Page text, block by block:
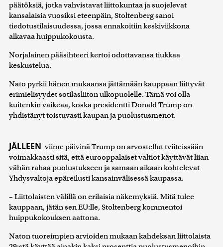
päätöksiä, jotka vahvistavat liittokuntaa ja suojelevat
kansalaisia vuosiksi eteenpäin, Stoltenberg sanoi
tiedotustilaisuudessa, jossa ennakoitiin keskiviikkona
alkavaa huippukokousta.
Norjalainen pääsihteeri kertoi odottavansa tiukkaa
keskustelua.
Nato pyrkii hänen mukaansa jättämään kauppaan liittyvät
erimielisyydet sotilasliiton ulkopuolelle. Tämä voi olla
kuitenkin vaikeaa, koska presidentti Donald Trump on
yhdistänyt toistuvasti kaupan ja puolustusmenot.
JÄLLEEN viime päivinä Trump on arvostellut tviiteissään
voimakkaasti sitä, että eurooppalaiset valtiot käyttävät liian
vähän rahaa puolustukseen ja samaan aikaan kohtelevat
Yhdysvaltoja epäreilusti kansainvälisessä kaupassa.
– Liittolaisten välillä on erilaisia näkemyksiä. Mitä tulee
kauppaan, jätän sen EU:lle, Stoltenberg kommentoi
huippukokouksen aattona.
Naton tuoreimpien arvioiden mukaan kahdeksan liittolaista